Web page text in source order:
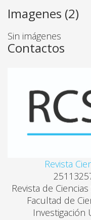
Gabriel Aguilera
ANÁLISIS
Luis Alberto
DEMOCRACIA Y
Jaime Gdo.
Imagenes (2)
Sin imágenes
Contactos
Revista
Revista de
Facultad de
Investigación